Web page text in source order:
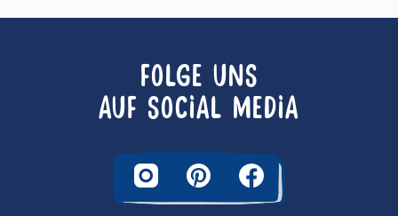
FOLGE UNS
AUF SOCIAL MEDIA